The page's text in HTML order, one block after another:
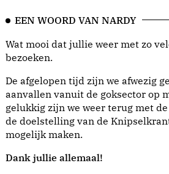
EEN WOORD VAN NARDY
Wat mooi dat jullie weer met zo
bezoeken.
De afgelopen tijd zijn we afwezig
aanvallen vanuit de goksector op
gelukkig zijn we weer terug met
de doelstelling van de
mogelijk maken.
Dank jullie allemaal!